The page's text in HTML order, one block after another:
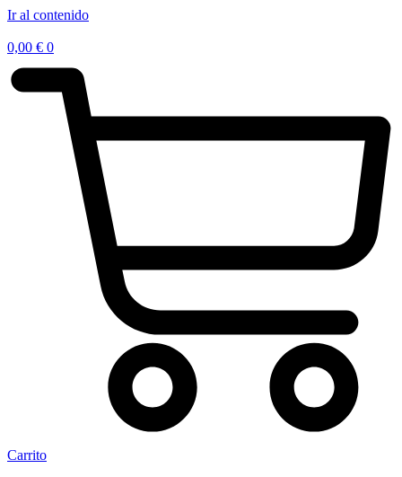
Ir al contenido
0,00 € 0
Carrito